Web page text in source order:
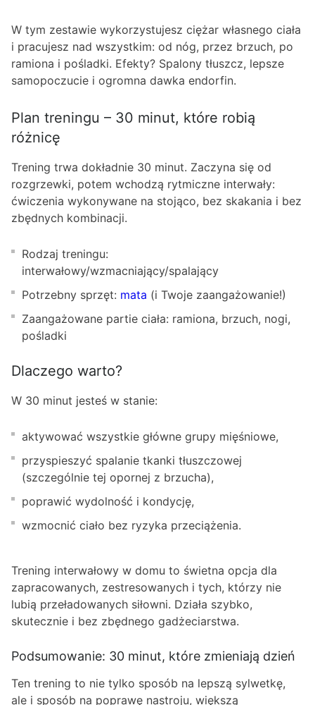
W tym zestawie wykorzystujesz ciężar własnego ciała
i pracujesz nad wszystkim: od nóg, przez brzuch, po
ramiona i pośladki. Efekty? Spalony tłuszcz, lepsze
samopoczucie i ogromna dawka endorfin.
Plan treningu – 30 minut, które robią
różnicę
Trening trwa dokładnie 30 minut. Zaczyna się od
rozgrzewki, potem wchodzą rytmiczne interwały:
ćwiczenia wykonywane na stojąco, bez skakania i bez
zbędnych kombinacji.
Rodzaj treningu:
interwałowy/wzmacniający/spalający
Potrzebny sprzęt: mata (i Twoje zaangażowanie!)
Zaangażowane partie ciała: ramiona, brzuch, nogi,
pośladki
Dlaczego warto?
W 30 minut jesteś w stanie:
aktywować wszystkie główne grupy mięśniowe,
przyspieszyć spalanie tkanki tłuszczowej
(szczególnie tej opornej z brzucha),
poprawić wydolność i kondycję,
wzmocnić ciało bez ryzyka przeciążenia.
Trening interwałowy w domu to świetna opcja dla
zapracowanych, zestresowanych i tych, którzy nie
lubią przeładowanych siłowni. Działa szybko,
skutecznie i bez zbędnego gadżeciarstwa.
Podsumowanie: 30 minut, które zmieniają dzień
Ten trening to nie tylko sposób na lepszą sylwetkę,
ale i sposób na poprawę nastroju, większą